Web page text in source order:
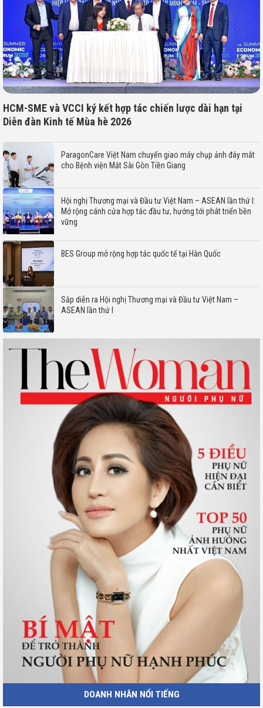
HCM-SME và VCCI ký kết hợp tác chiến lược dài hạn tại
Diễn đàn Kinh tế Mùa hè 2026
ParagonCare Việt Nam chuyển giao máy chụp ảnh đáy mắt
cho Bệnh viện Mắt Sài Gòn Tiền Giang
Hội nghị Thương mại và Đầu tư Việt Nam – ASEAN lần thứ I:
Mở rộng cánh cửa hợp tác đầu tư, hướng tới phát triển bền
vững
BES Group mở rộng hợp tác quốc tế tại Hàn Quốc
Sắp diễn ra Hội nghị Thương mại và Đầu tư Việt Nam –
ASEAN lần thứ I
DOANH NHÂN NỔI TIẾNG